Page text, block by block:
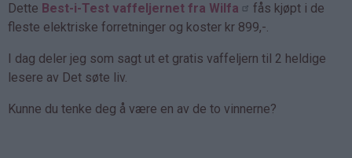
Dette Best-i-Test vaffeljernet fra Wilfa
fås kjøpt i de
fleste elektriske forretninger og koster kr 899,-.
I dag deler jeg som sagt ut et gratis vaffeljern til 2 heldige
lesere av Det søte liv.
Kunne du tenke deg å være en av de to vinnerne?